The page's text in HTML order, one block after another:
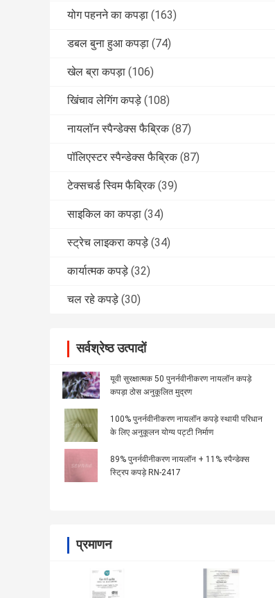
योग पहनने का कपड़ा (163)
डबल बुना हुआ कपड़ा (74)
खेल ब्रा कपड़ा (106)
खिंचाव लेगिंग कपड़े (108)
नायलॉन स्पैन्डेक्स फैब्रिक (87)
पॉलिएस्टर स्पैन्डेक्स फैब्रिक (87)
टेक्सचर्ड स्विम फैब्रिक (39)
साइकिल का कपड़ा (34)
स्ट्रेच लाइकरा कपड़े (34)
कार्यात्मक कपड़े (32)
चल रहे कपड़े (30)
सर्वश्रेष्ठ उत्पादों
यूवी सुरक्षात्मक 50 पुनर्नवीनीकरण नायलॉन कपड़े
कपड़ा ठोस अनुकूलित मुद्रण
100% पुनर्नवीनीकरण नायलॉन कपड़े स्थायी परिधान
के लिए अनुकूलन योग्य पट्टी निर्माण
89% पुनर्नवीनीकरण नायलॉन + 11% स्पैन्डेक्स
स्ट्रिप कपड़े RN-2417
प्रमाणन